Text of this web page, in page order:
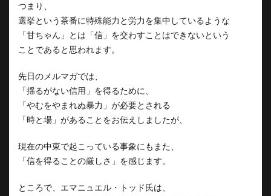
つまり、
選挙という茶番に特殊能力と労力を集中しているような
「甘ちゃん」とは「信」を交わすことはできないという
ことであると思われます。
先日のメルマガでは、
「揺るがない信用」を得るために、
「やむをやまれぬ暴力」が必要とされる
「時と場」があることをお伝えしましたが、
現在の中東で起こっている事象にもまた、
「信を得ることの厳しさ」を感じます。
ところで、エマニュエル・トッド氏は、